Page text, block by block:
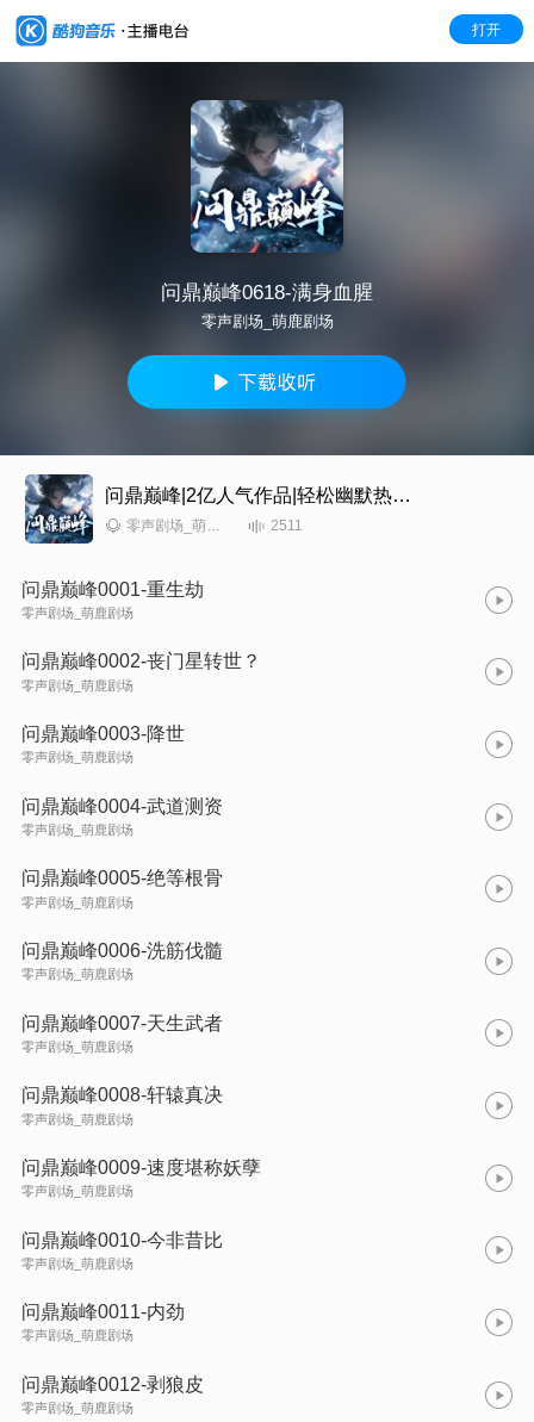
打开
问鼎巅峰0618-满身血腥
零声剧场_萌鹿剧场
问鼎巅峰|2亿人气作品|轻松幽默热血古武玄幻爽文
零声剧场_萌鹿剧场 2511
问鼎巅峰0001-重生劫
零声剧场_萌鹿剧场
问鼎巅峰0002-丧门星转世？
零声剧场_萌鹿剧场
问鼎巅峰0003-降世
零声剧场_萌鹿剧场
问鼎巅峰0004-武道测资
零声剧场_萌鹿剧场
问鼎巅峰0005-绝等根骨
零声剧场_萌鹿剧场
问鼎巅峰0006-洗筋伐髓
零声剧场_萌鹿剧场
问鼎巅峰0007-天生武者
零声剧场_萌鹿剧场
问鼎巅峰0008-轩辕真决
零声剧场_萌鹿剧场
问鼎巅峰0009-速度堪称妖孽
零声剧场_萌鹿剧场
问鼎巅峰0010-今非昔比
零声剧场_萌鹿剧场
问鼎巅峰0011-内劲
零声剧场_萌鹿剧场
问鼎巅峰0012-剥狼皮
零声剧场_萌鹿剧场